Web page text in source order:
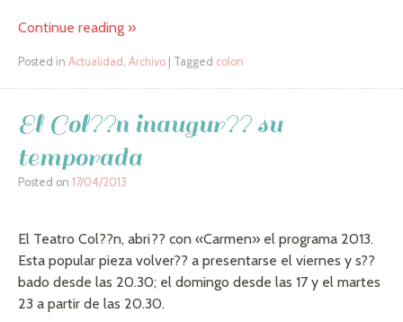
Continue reading »
Posted in Actualidad , Archivo Tagged colon
El Col??n inaugur?? su
temporada
Posted on 17/04/2013
El Teatro Col??n, abri?? con «Carmen» el programa 2013.
Esta popular pieza volver?? a presentarse el viernes y s??
bado desde las 20.30; el domingo desde las 17 y el martes
23 a partir de las 20.30.